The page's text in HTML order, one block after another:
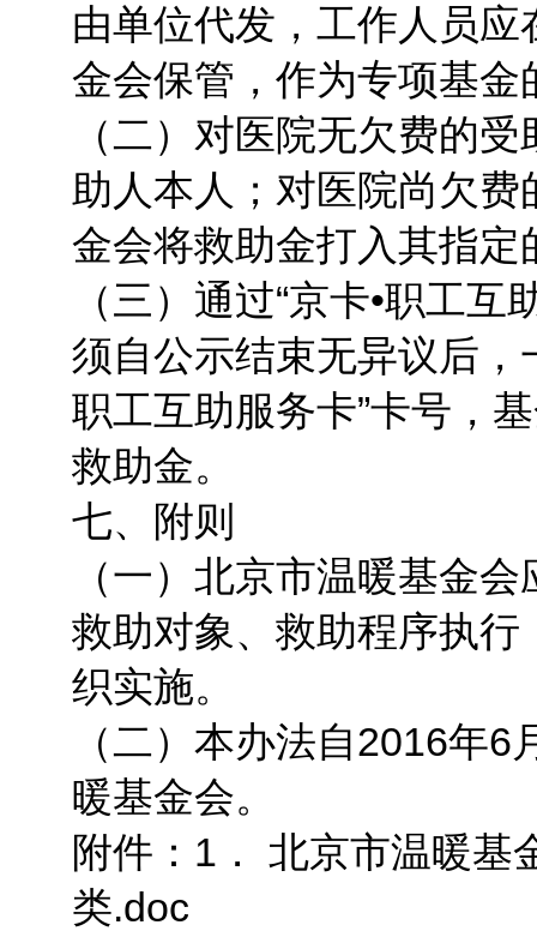
由单位代发，工作人员应
金会保管，作为专项基金
（二）对医院无欠费的
助人本人；对医院尚欠
金会将救助金打入其指定
（三）通过“京卡•职工
须自公示结束无异议后，
职工互助服务卡”卡号，
救助金。
七、附则
（一）北京市温暖基金
救助对象、救助程序执
织实施。
（二）本办法自2016年
暖基金会。
附件：1． 北京市温暖基
类.doc